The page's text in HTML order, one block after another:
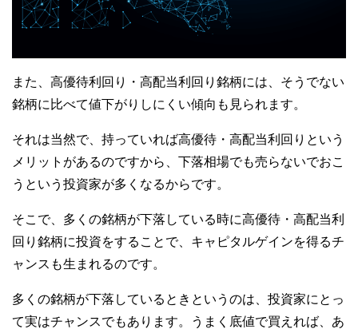
また、高優待利回り・高配当利回り銘柄には、そうでない
銘柄に比べて値下がりしにくい傾向も見られます。
それは当然で、持っていれば高優待・高配当利回りという
メリットがあるのですから、下落相場でも売らないでおこ
うという投資家が多くなるからです。
そこで、多くの銘柄が下落している時に高優待・高配当利
回り銘柄に投資をすることで、キャピタルゲインを得るチ
ャンスも生まれるのです。
多くの銘柄が下落しているときというのは、投資家にとっ
て実はチャンスでもあります。うまく底値で買えれば、あ